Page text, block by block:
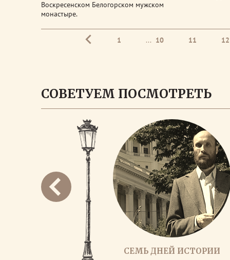
Воскресенском Белогорском мужском
монастыре.
1 ... 10 11 12
СОВЕТУЕМ ПОСМОТРЕТЬ
СЕМЬ ДНЕЙ ИСТОРИИ